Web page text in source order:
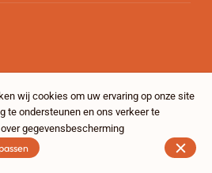
Liman Hotel 2026
door CentralApp
wij cookies om uw ervaring op onze site
te ondersteunen en ons verkeer te
gegevensbescherming